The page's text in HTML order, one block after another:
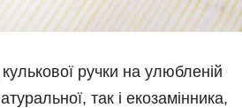
ручки на улюбленій
так і екозамінника,